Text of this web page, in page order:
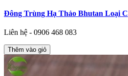
Đông Trùng Hạ Thảo Bhutan Loại C
Liên hệ - 0906 468 083
Thêm vào giỏ